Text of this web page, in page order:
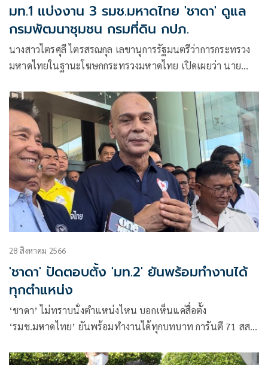
มท.1 แบ่งงาน 3 รมช.มหาดไทย 'ชาดา' ดูแล
กรมพัฒนาชุมชน กรมที่ดิน กปภ.
นางสาวไตรศุลี ไตรสรณกุล เลขานุการรัฐมนตรีว่าการกระทรวง
มหาดไทยในฐานะโฆษกกระทรวงมหาดไทย เปิดเผยว่า นาย
28 สิงหาคม 2566
'ชาดา' ปัดตอบตั้ง 'มท.2' ยันพร้อมทำงานได้
ทุกตำแหน่ง
‘ชาดา’ ไม่ทราบนั่งตำแหน่งไหน บอกเห็นแค่สื่อตั้ง
‘รมช.มหาดไทย’ ยันพร้อมทำงานได้ทุกบทบาท การันตี 71 สส.